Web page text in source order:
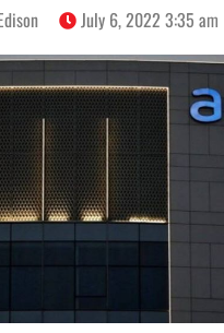
July 6, 2022 3:35 am